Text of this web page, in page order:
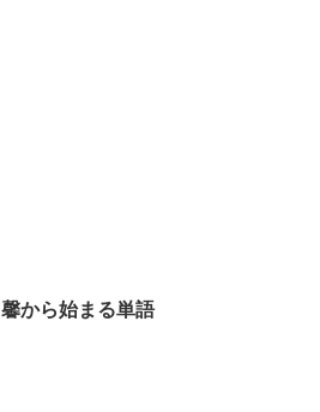
馨から始まる単語